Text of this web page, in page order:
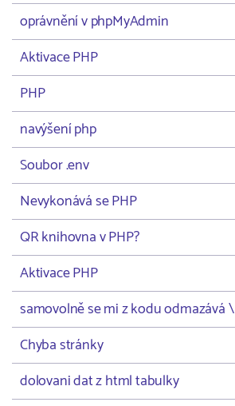
oprávnění v phpMyAdmin
Aktivace PHP
PHP
navýšení php
Soubor .env
Nevykonává se PHP
QR knihovna v PHP?
Aktivace PHP
samovolně se mi z kodu odmazává \
Chyba stránky
dolovani dat z html tabulky